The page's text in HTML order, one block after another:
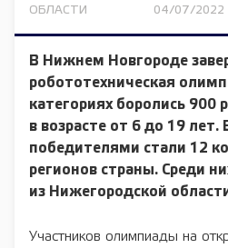
ОБЛАСТИ
04/07/2022
В Нижнем Новгороде
робототехническая
категориях боролись 900
в возрасте от 6 до 19 лет.
победителями стали 12
регионов страны. Среди
из Нижегородской
Участников олимпиады на